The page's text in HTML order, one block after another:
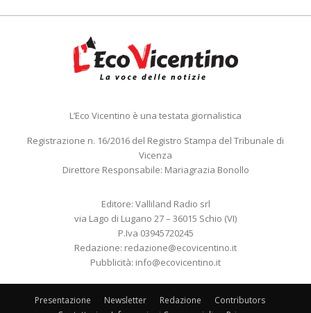
L’Eco Vicentino è una testata giornalistica
Registrazione n. 16/2016 del Registro Stampa del Tribunale di
Vicenza
Direttore Responsabile: Mariagrazia Bonollo
Editore: Valliland Radio srl
via Lago di Lugano 27 – 36015 Schio (VI)
P.Iva 03945720245
Redazione: redazione@ecovicentino.it
Pubblicità: info@ecovicentino.it
Presentazione Newsletter Redazione
Contributors